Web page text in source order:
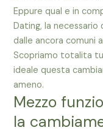
Eppure qual e in
Dating, la necessario
dalle ancora comuni
Scopriamo totalita
ideale questa
ameno.
Mezzo
la